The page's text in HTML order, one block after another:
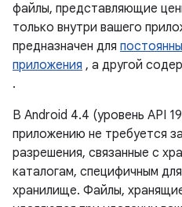
файлы, представляющие
только внутри вашего
предназначен для
приложения , а другой
.
В Android 4.4 (уровень API
приложению не требуется
разрешения, связанные с
каталогам, специфичным
хранилище. Файлы,